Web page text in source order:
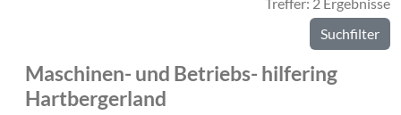
Suchfilter
Maschinen- und Betriebs- hilfering
Hartbergerland